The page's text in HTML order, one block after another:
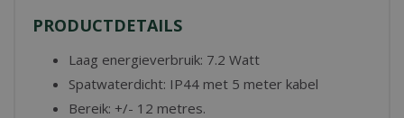
PRODUCTDETAILS
Laag energieverbruik: 7.2 Watt
Spatwaterdicht: IP44 met 5 meter kabel
Bereik: +/- 12 metres.